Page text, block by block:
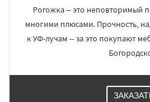
Рогожка – это неповторимый
многими плюсами. Прочность,
к УФ-лучам -- за это покупают